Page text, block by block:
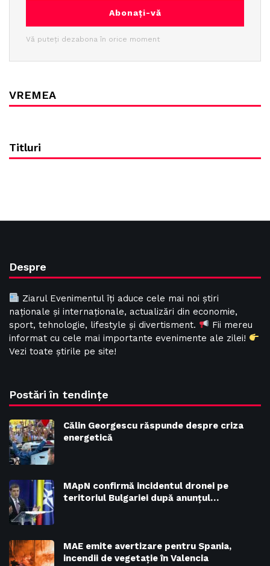
Abonați-vă
Vă puteți dezabona în orice moment
VREMEA
Titluri
Despre
Ziarul Evenimentul îți aduce cele mai noi știri
naționale și internaționale, actualizări din economie,
sport, tehnologie, lifestyle și divertisment.
Fii mereu
informat cu cele mai importante evenimente ale zilei!
Vezi toate știrile pe site!
Postări în tendințe
Călin Georgescu răspunde despre criza
energetică
MApN confirmă incidentul dronei pe
teritoriul Bulgariei după anunțul…
MAE emite avertizare pentru Spania,
incendii de vegetație în Valencia